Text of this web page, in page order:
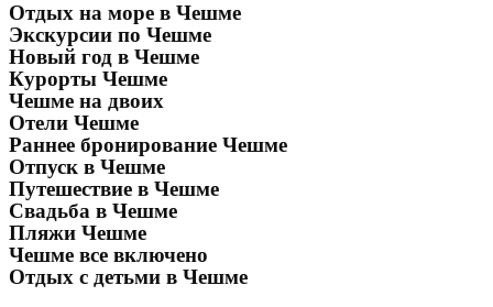
Отдых на море в Чешме
Экскурсии по Чешме
Новый год в Чешме
Курорты Чешме
Чешме на двоих
Отели Чешме
Раннее бронирование Чешме
Отпуск в Чешме
Путешествие в Чешме
Свадьба в Чешме
Пляжи Чешме
Чешме все включено
Отдых с детьми в Чешме